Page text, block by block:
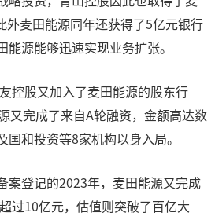
外麦田能源同年还获得了5亿元银行
源能够迅速实现业务扩张。
控股又加入了麦田能源的股东行
又完成了来自A轮融资，金额高达数
和投资等8家机构以身入局。
案登记的2023年，麦田能源又完成
过10亿元，估值则突破了百亿大